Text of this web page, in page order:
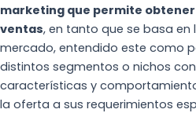
marketing que permite
ventas, en tanto que se basa en
mercado, entendido este como
distintos segmentos o nichos
características y
la oferta a sus requerimientos